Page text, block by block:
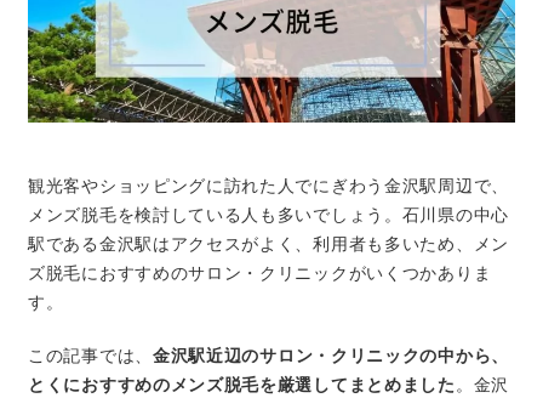
観光客やショッピングに訪れた人でにぎわう金沢駅周辺で、
メンズ脱毛を検討している人も多いでしょう。石川県の中心
駅である金沢駅はアクセスがよく、利用者も多いため、メン
ズ脱毛におすすめのサロン・クリニックがいくつかありま
す。
この記事では、 金沢駅近辺のサロン・クリニックの中から、
とくにおすすめのメンズ脱毛を厳選してまとめました。金沢